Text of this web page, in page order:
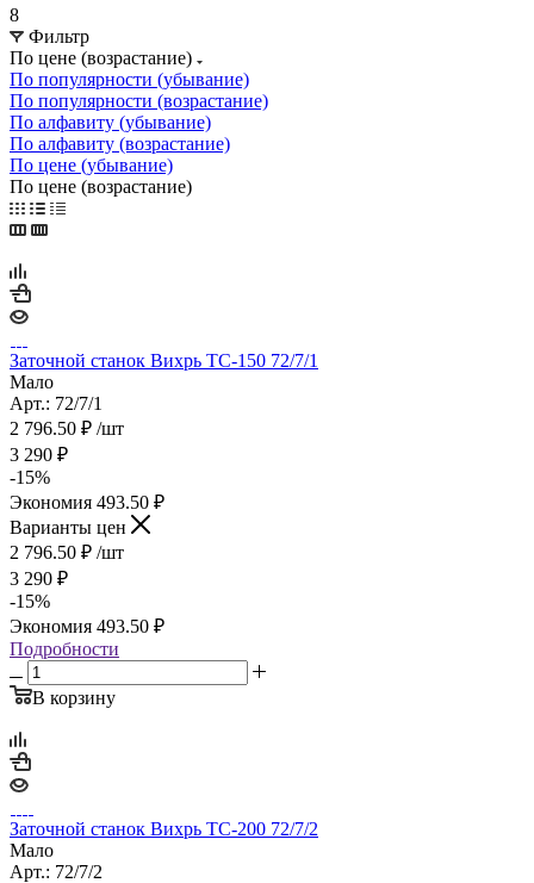
8
Фильтр
По цене (возрастание)
По популярности (убывание)
По популярности (возрастание)
По алфавиту (убывание)
По алфавиту (возрастание)
По цене (убывание)
По цене (возрастание)
Заточной станок Вихрь ТС-150 72/7/1
Мало
Арт.: 72/7/1
2 796.50 ₽ /шт
3 290 ₽
-15%
Экономия 493.50 ₽
Варианты цен
2 796.50 ₽ /шт
3 290 ₽
-15%
Экономия 493.50 ₽
Подробности
В корзину
Заточной станок Вихрь ТС-200 72/7/2
Мало
Арт.: 72/7/2